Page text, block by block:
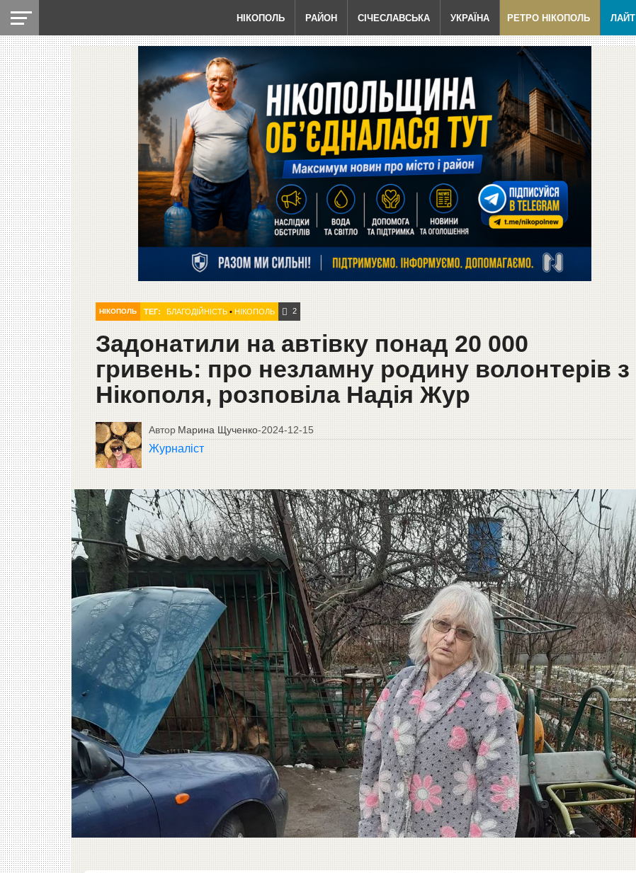
НІКОПОЛЬ РАЙОН СІЧЕСЛАВСЬКА УКРАЇНА РЕТРО НІКОПОЛЬ ЛАЙТ
НІКОПОЛЬ ТЕГ: БЛАГОДІЙНІСТЬ• НІКОПОЛЬ 2
Задонатили на автівку понад 20 000
гривень: про незламну родину волонтерів з
Нікополя, розповіла Надія Жур
Автор Марина Щученко-2024-12-15
Журналіст